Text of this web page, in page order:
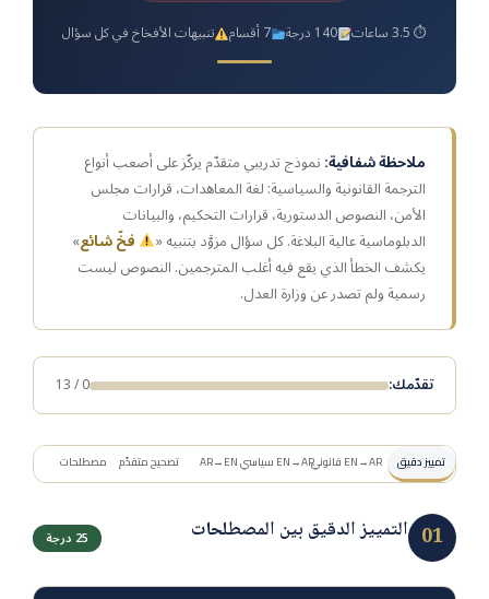
⏱ 3.5 ساعات
140 درجة 7 أقسام تنبيهات الأفخاخ في كل سؤال
ملاحظة شفافية:نموذج تدريبي متقدّم يركّز على أصعب أنواع
الترجمة القانونية والسياسية: لغة المعاهدات، قرارات مجلس
الأمن، النصوص الدستورية، قرارات التحكيم، والبيانات
الدبلوماسية عالية البلاغة. كل سؤال مزوَّد بتنبيه «
فخّ شائع»
يكشف الخطأ الذي يقع فيه أغلب المترجمين. النصوص ليست
رسمية ولم تصدر عن وزارة العدل.
تقدّمك: 0 / 13
تمييز دقيق EN→AR قانوني EN→AR سياسي AR→EN تصحيح متقدّم مصطلحات
01 التمييز الدقيق بين المصطلحات 25 درجة